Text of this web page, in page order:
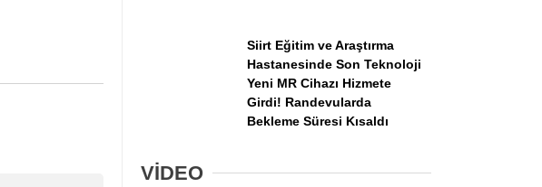
Siirt Eğitim ve Araştırma
Hastanesinde Son Teknoloji
Yeni MR Cihazı Hizmete
Girdi! Randevularda
Bekleme Süresi Kısaldı
VİDEO